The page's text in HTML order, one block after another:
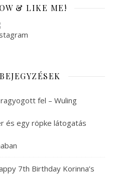
& LIKE ME!
fel – Wuling
és egy röpke látogatás
7th Birthday Korinna’s